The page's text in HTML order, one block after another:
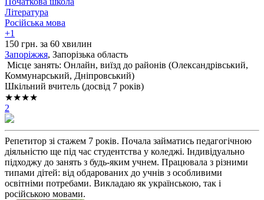
Література
Російська мова
+1
150 грн. за 60 хвилин
Запоріжжя, Запорізька область
Місце занять: Онлайн, виїзд до районів (Олександрівський,
Коммунарський, Дніпровський)
Шкільний вчитель (досвід 7 років)
★★★★
2
Репетитор зі стажем 7 років. Почала займатись педагогічною
діяльністю ще під час студентства у коледжі. Індивідуально
підходжу до занять з будь-яким учнем. Працювала з різними
типами дітей: від обдарованих до учнів з особливими
освітніми потребами. Викладаю як українською, так і
російською мовами.